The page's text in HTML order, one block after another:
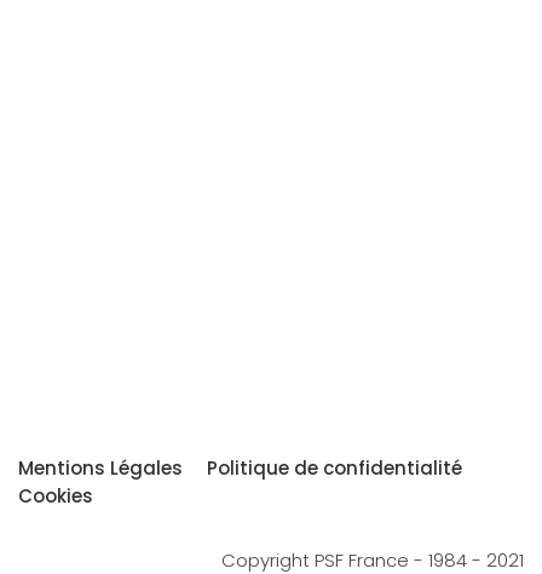
Mentions Légales
Politique de confidentialité
Cookies
Copyright PSF France - 1984 - 2021